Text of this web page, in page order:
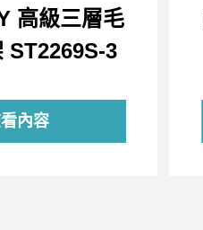
高級三層毛
ST2269S-3
內容